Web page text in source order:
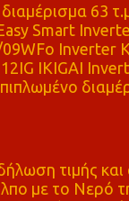
63
Smart
Inverter
IKIGAI
τιμής
με το Νερό